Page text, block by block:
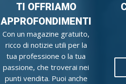
TI OFFRIAMO
APPROFONDIMENTI
Con un magazine gratuito,
ricco di notizie utili per la
tua professione o la tua
passione, che troverai nei
punti vendita. Puoi anche